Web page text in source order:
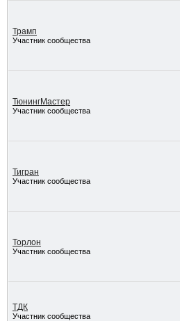
Трамп
Участник сообщества
ТюнингМастер
Участник сообщества
Тигран
Участник сообщества
Торлон
Участник сообщества
ТДК
Участник сообщества